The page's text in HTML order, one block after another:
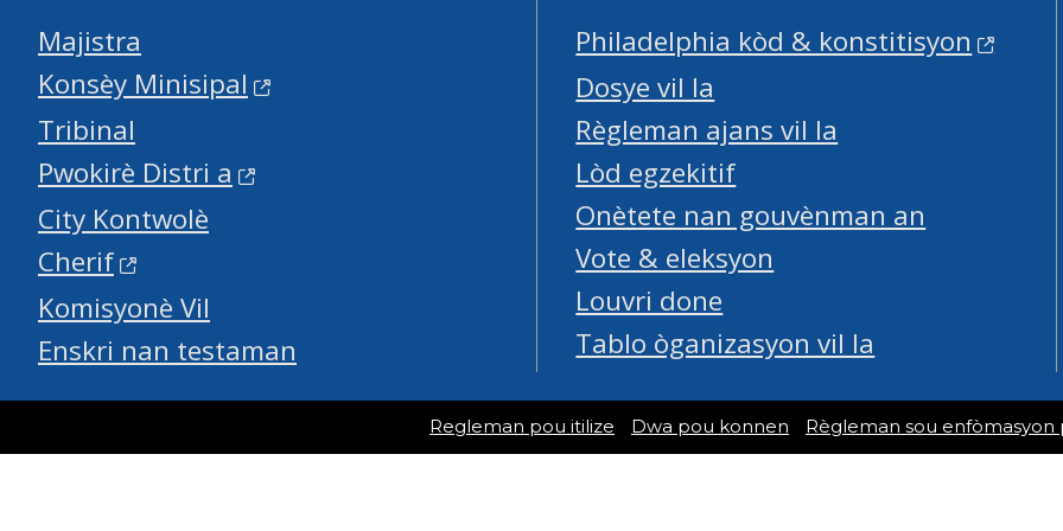
Majistra
Konsèy Minisipal
Tribinal
Pwokirè Distri a
City Kontwolè
Cherif
Komisyonè Vil
Enskri nan testaman
Philadelphia kòd & konstitisyon
Dosye vil la
Règleman ajans vil la
Lòd egzekitif
Onètete nan gouvènman an
Vote & eleksyon
Louvri done
Tablo òganizasyon vil la
Regleman pou itilize Dwa pou konnen Règleman sou enfòmasyon